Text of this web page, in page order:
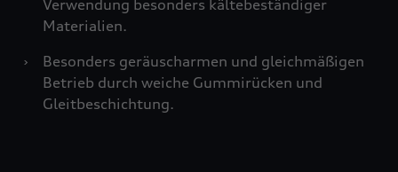
Verwendung besonders kältebeständiger
Materialien.
›
Besonders geräuscharmen und gleichmäßigen
Betrieb durch weiche Gummirücken und
Gleitbeschichtung.